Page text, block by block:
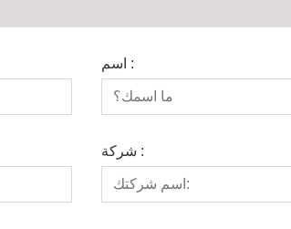
اسم :
شركة :